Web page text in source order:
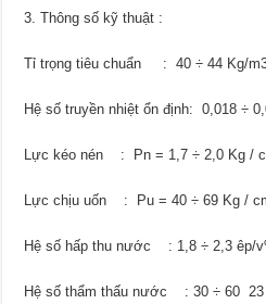
3. Thông số kỹ thuật :
Tỉ trọng tiêu chuẩn : 40 ÷ 44 Kg/
Hệ số truyền nhiệt ổn định: 0,018 ÷
Lực kéo nén : Pn = 1,7 ÷ 2,0 Kg /
Lực chịu uốn : Pu = 40 ÷ 69 Kg /
Hệ số hấp thu nước : 1,8 ÷ 2,3 êp/
Hệ số thẩm thấu nước : 30 ÷ 60 23